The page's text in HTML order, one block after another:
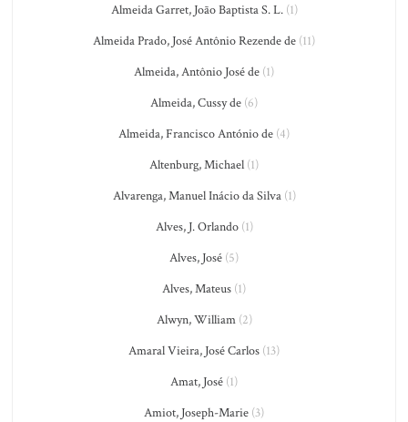
Almeida Garret, João Baptista S. L.(1)
Almeida Prado, José Antônio Rezende de (11)
Almeida, Antônio José de (1)
Almeida, Cussy de (6)
Almeida, Francisco António de (4)
Altenburg, Michael (1)
Alvarenga, Manuel Inácio da Silva(1)
Alves, J. Orlando(1)
Alves, José (5)
Alves, Mateus (1)
Alwyn, William(2)
Amaral Vieira, José Carlos (13)
Amat, José (1)
Amiot, Joseph-Marie (3)